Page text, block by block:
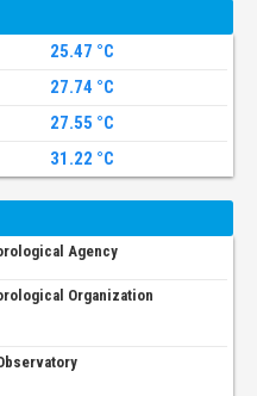
25.47 °C
27.74 °C
27.55 °C
31.22 °C
Agency
Organization